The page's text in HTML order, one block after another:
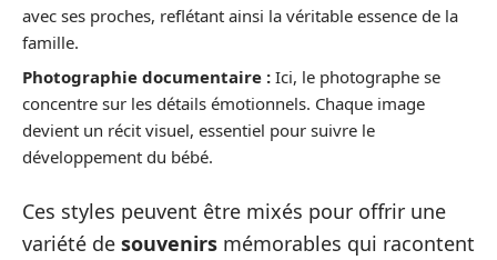
avec ses proches, reflétant ainsi la véritable essence de la
famille.
Photographie documentaire : Ici, le photographe se
concentre sur les détails émotionnels. Chaque image
devient un récit visuel, essentiel pour suivre le
développement du bébé.
Ces styles peuvent être mixés pour offrir une
variété de souvenirs mémorables qui racontent